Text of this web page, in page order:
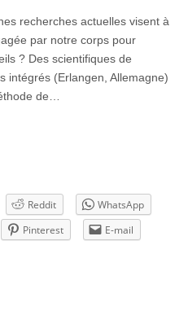
recherches actuelles visent à
par notre corps pour
? Des scientifiques de
intégrés (Erlangen, Allemagne)
de…
Reddit
WhatsApp
Pinterest
E-mail